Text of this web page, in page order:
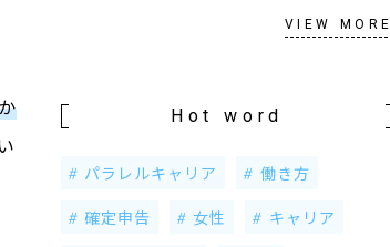
VIEW MORE
Hot word
パラレルキャリア
働き方
確定申告
女性
キャリア